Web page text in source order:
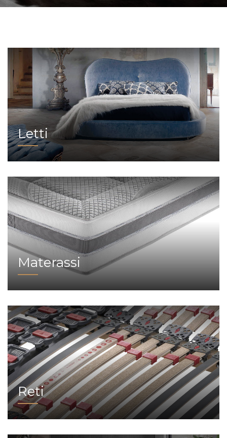
Letti
Materassi
Reti